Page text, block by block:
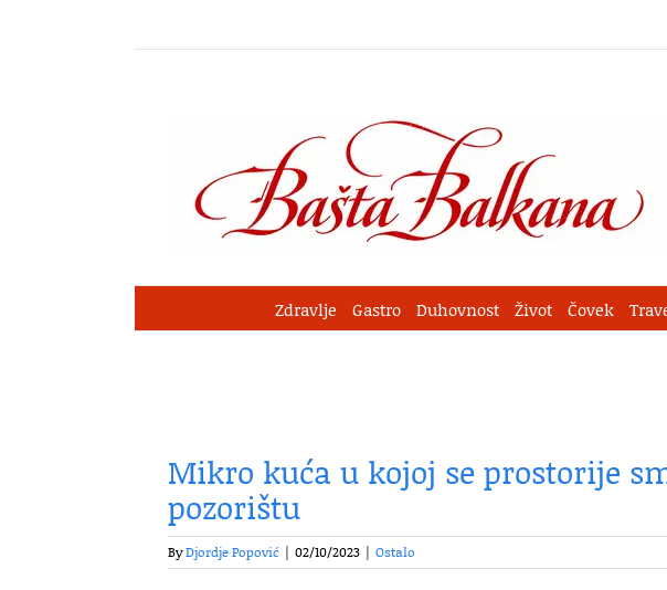
Zdravlje Gastro Duhovnost Život Čovek
Mikro kuća u kojoj se prostorije
pozorištu
ByDjordje Popović | 02/10/2023 | Ostalo